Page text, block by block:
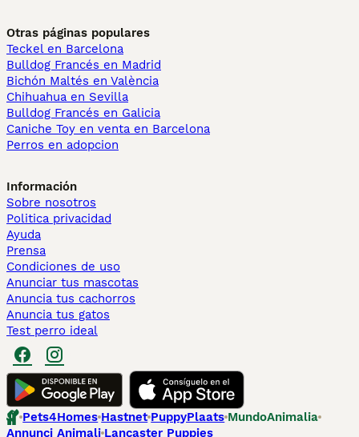
Otras páginas populares
Teckel en Barcelona
Bulldog Francés en Madrid
Bichón Maltés en València
Chihuahua en Sevilla
Bulldog Francés en Galicia
Caniche Toy en venta en Barcelona
Perros en adopcion
Información
Sobre nosotros
Politica privacidad
Ayuda
Prensa
Condiciones de uso
Anunciar tus mascotas
Anuncia tus cachorros
Anuncia tus gatos
Test perro ideal
Pets4Homes Hastnet PuppyPlaats MundoAnimalia
Annunci Animali Lancaster Puppies